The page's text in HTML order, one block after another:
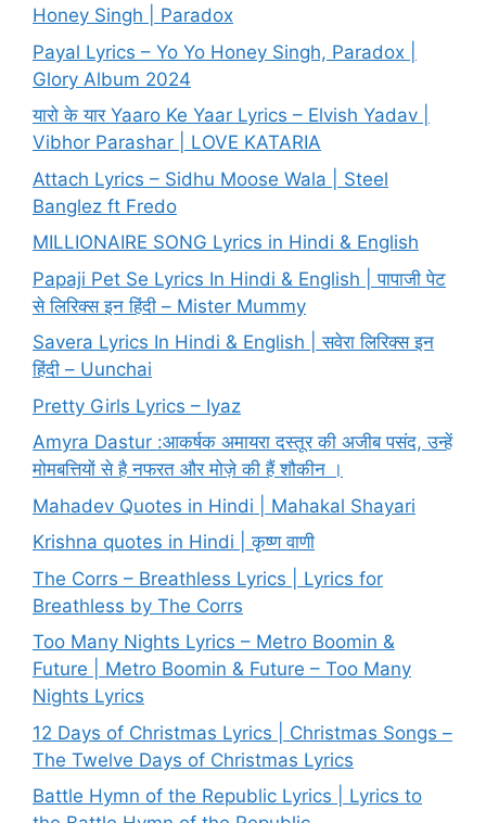
Honey Singh | Paradox
Payal Lyrics – Yo Yo Honey Singh, Paradox |
Glory Album 2024
यारो के यार Yaaro Ke Yaar Lyrics – Elvish Yadav |
Vibhor Parashar | LOVE KATARIA
Attach Lyrics – Sidhu Moose Wala | Steel
Banglez ft Fredo
MILLIONAIRE SONG Lyrics in Hindi & English
Papaji Pet Se Lyrics In Hindi & English | पापाजी पेट
से लिरिक्स इन हिंदी – Mister Mummy
Savera Lyrics In Hindi & English | सवेरा लिरिक्स इन
हिंदी – Uunchai
Pretty Girls Lyrics – Iyaz
Amyra Dastur :आकर्षक अमायरा दस्तूर की अजीब पसंद, उन्हें
मोमबत्तियों से है नफरत और मोज़े की हैं शौकीन ।
Mahadev Quotes in Hindi | Mahakal Shayari
Krishna quotes in Hindi | कृष्ण वाणी
The Corrs – Breathless Lyrics | Lyrics for
Breathless by The Corrs
Too Many Nights Lyrics – Metro Boomin &
Future | Metro Boomin & Future – Too Many
Nights Lyrics
12 Days of Christmas Lyrics | Christmas Songs –
The Twelve Days of Christmas Lyrics
Battle Hymn of the Republic Lyrics | Lyrics to